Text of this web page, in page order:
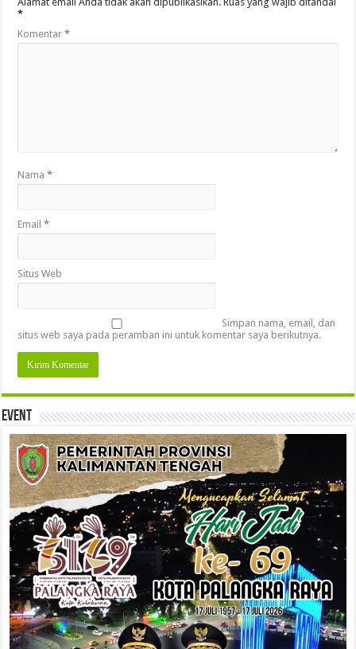
*
Komentar*
Nama*
Email*
Situs Web
Simpan nama, email, dan
situs web saya pada peramban ini untuk komentar saya berikutnya.
Event